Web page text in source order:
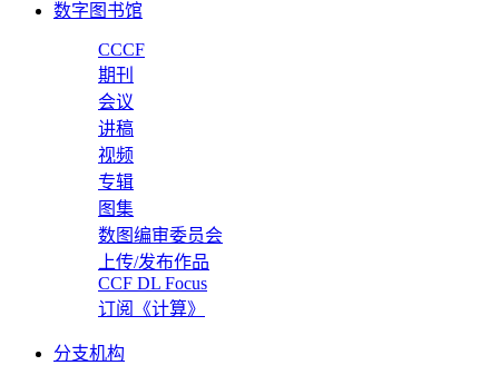
数字图书馆
CCCF
期刊
会议
讲稿
视频
专辑
图集
数图编审委员会
上传/发布作品
CCF DL Focus
订阅《计算》
分支机构